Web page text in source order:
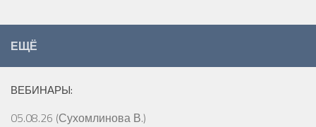
ЕЩЁ
ВЕБИНАРЫ:
05.08.26 (Сухомлинова В.)